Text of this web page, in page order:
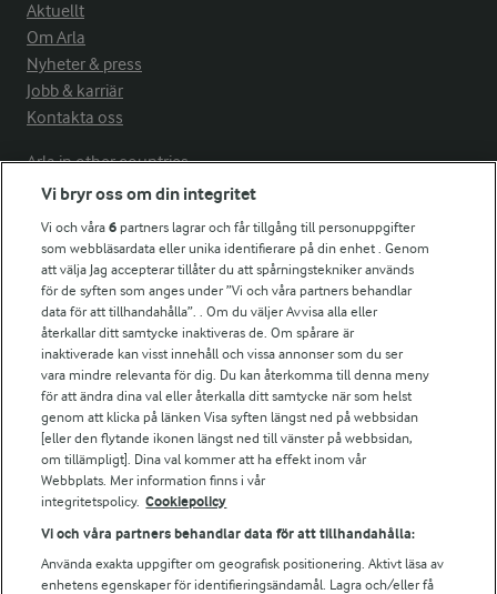
Aktuellt
Om Arla
Nyheter & press
Jobb & karriär
Kontakta oss
Arla in other countries
Fler Arlasajter
För ägare
Arlas kundportal
Arla.com
Falbygdens Ost
Arla webbshop
Bildbank
Följ oss
Vi bryr oss om din integritet
Vi och våra6 partners lagrar och får tillgång till personuppgifter
som webbläsardata eller unika identifierare på din enhet . Genom
att välja Jag accepterar tillåter du att spårningstekniker används
för de syften som anges under ”Vi och våra partners behandlar
data för att tillhandahålla”. . Om du väljer Avvisa alla eller
återkallar ditt samtycke inaktiveras de. Om spårare är
inaktiverade kan visst innehåll och vissa annonser som du ser
vara mindre relevanta för dig. Du kan återkomma till denna meny
för att ändra dina val eller återkalla ditt samtycke när som helst
genom att klicka på länken Visa syften längst ned på webbsidan
[eller den flytande ikonen längst ned till vänster på webbsidan,
om tillämpligt]. Dina val kommer att ha effekt inom vår
Webbplats. Mer information finns i vår
integritetspolicy. Cookiepolicy
Vi och våra partners behandlar data för att tillhandahålla:
Använda exakta uppgifter om geografisk positionering. Aktivt läsa av
enhetens egenskaper för identifieringsändamål. Lagra och/eller få